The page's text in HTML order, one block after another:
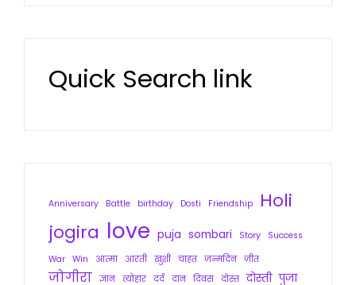
Quick Search link
Anniversary Battle birthday Dosti Friendship
Holi
jogira love puja sombari Story
Success
War Win आत्मा आरती खुशी चाहत जन्मदिन जीत
जोगीरा ज्ञान त्योहार दर्द दान दिवस दोस्त दोस्ती पुजा